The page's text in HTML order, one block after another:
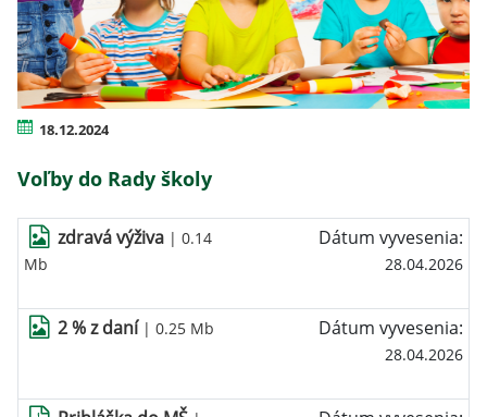
18.12.2024
Voľby do Rady školy
zdravá výživa | 0.14
Mb
Dátum vyvesenia:
28.04.2026
2 % z daní| 0.25 Mb Dátum vyvesenia:
28.04.2026